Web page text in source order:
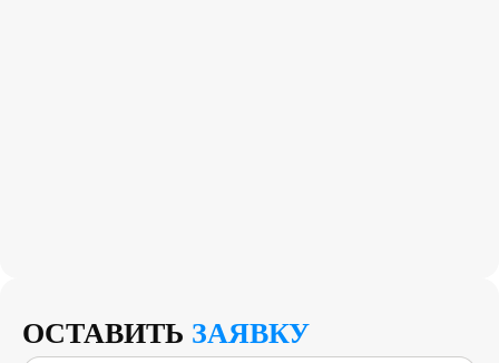
ОСТАВИТЬ ЗАЯВКУ